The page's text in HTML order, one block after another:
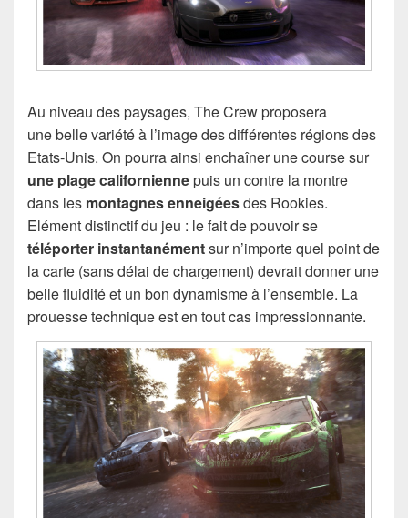
Au niveau des paysages, The Crew proposera
une belle variété à l’image des différentes régions des
Etats-Unis. On pourra ainsi enchaîner une course sur
une plage californiennepuis un contre la montre
dans les montagnes enneigéesdes Rookies.
Elément distinctif du jeu : le fait de pouvoir se
téléporter instantanémentsur n’importe quel point de
la carte (sans délai de chargement) devrait donner une
belle fluidité et un bon dynamisme à l’ensemble. La
prouesse technique est en tout cas impressionnante.